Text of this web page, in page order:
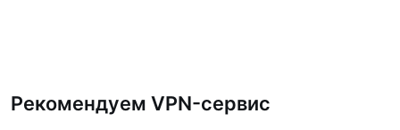
Рекомендуем VPN-сервис